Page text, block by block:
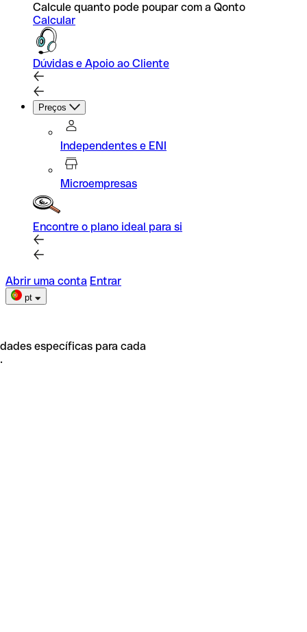
Calcule quanto pode poupar com a Qonto
Calcular
Dúvidas e Apoio ao Cliente
Preços
Independentes e ENI
Microempresas
Encontre o plano ideal para si
Abrir uma conta Entrar
pt
específicas para cada